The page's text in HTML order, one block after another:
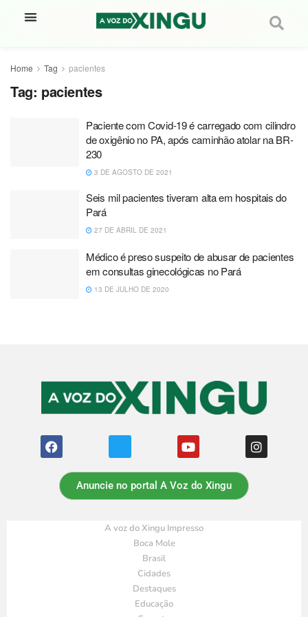
Home Tag pacientes
Tag: pacientes
Paciente com Covid-19 é carregado com cilindro
de oxigênio no PA, após caminhão atolar na BR-
230
3 DE AGOSTO DE 2021
Seis mil pacientes tiveram alta em hospitais do
Pará
27 DE ABRIL DE 2021
Médico é preso suspeito de abusar de pacientes
em consultas ginecológicas no Pará
13 DE JULHO DE 2020
Anuncie no portal A Voz do Xingu
A voz do Xingu Impresso
Boca Mole
Brasil
Cidades
Destaques
Educação